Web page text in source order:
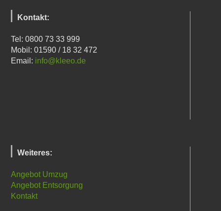
Kontakt:
Tel: 0800 73 33 999
Mobil: 01590 / 18 32 472
Email: info@kleeo.de
Weiteres:
Angebot Umzug
Angebot Entsorgung
Kontakt